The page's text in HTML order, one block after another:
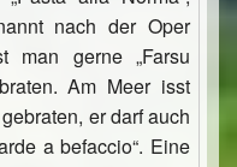
nach der Oper
man gerne „Farsu
Am Meer isst
er darf auch
a befaccio“. Eine